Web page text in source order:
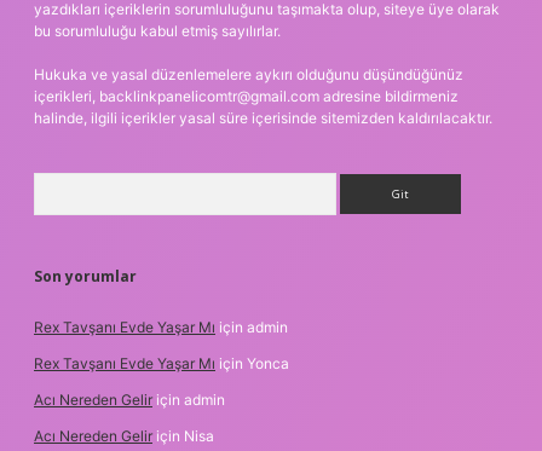
yazdıkları içeriklerin sorumluluğunu taşımakta olup, siteye üye olarak
bu sorumluluğu kabul etmiş sayılırlar.
Hukuka ve yasal düzenlemelere aykırı olduğunu düşündüğünüz
içerikleri, backlinkpanelicomtr@gmail.com adresine bildirmeniz
halinde, ilgili içerikler yasal süre içerisinde sitemizden kaldırılacaktır.
Son yorumlar
Rex Tavşanı Evde Yaşar Mı için admin
Rex Tavşanı Evde Yaşar Mı için Yonca
Acı Nereden Gelir için admin
Acı Nereden Gelir için Nisa